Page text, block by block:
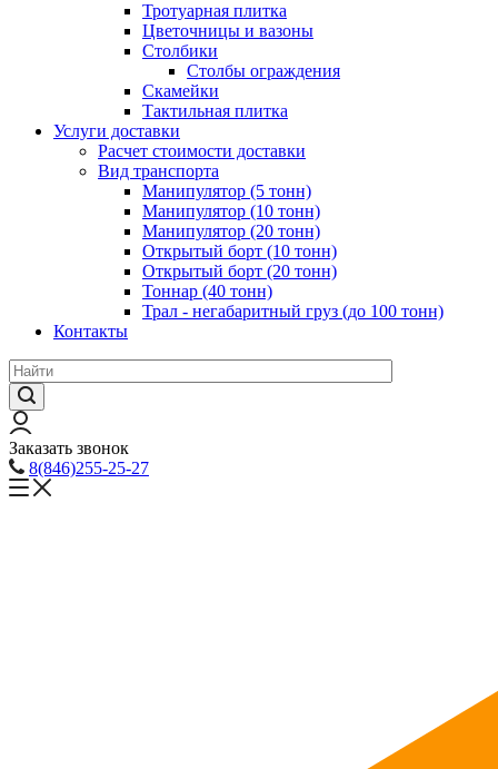
Тротуарная плитка
Цветочницы и вазоны
Столбики
Столбы ограждения
Скамейки
Тактильная плитка
Услуги доставки
Расчет стоимости доставки
Вид транспорта
Манипулятор (5 тонн)
Манипулятор (10 тонн)
Манипулятор (20 тонн)
Открытый борт (10 тонн)
Открытый борт (20 тонн)
Тоннар (40 тонн)
Трал - негабаритный груз (до 100 тонн)
Контакты
Заказать звонок
8(846)255-25-27